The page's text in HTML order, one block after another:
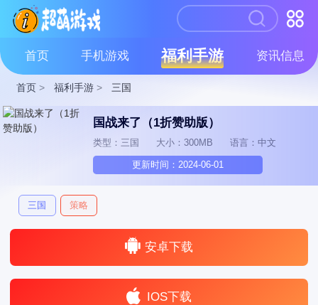
首页 手机游戏 福利手游 资讯信息
首页 > 福利手游 > 三国
国战来了（1折赞助版）
类型：三国 大小：300MB 语言：中文
更新时间：2024-06-01
三国 策略
安卓下载
IOS下载